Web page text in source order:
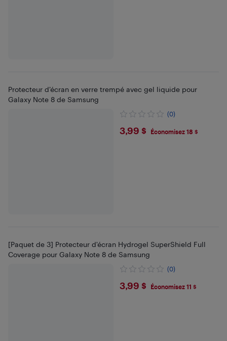
Protecteur d’écran en verre trempé avec gel liquide pour
Galaxy Note 8 de Samsung
(0)
$3.99
3,99 $ Économisez 18 $
[Paquet de 3] Protecteur d'écran Hydrogel SuperShield Full
Coverage pour Galaxy Note 8 de Samsung
(0)
$3.99
3,99 $ Économisez 11 $